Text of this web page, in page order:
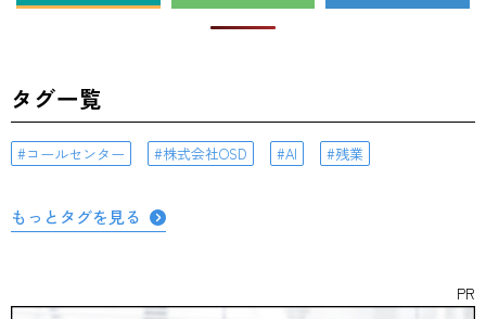
タグ一覧
コールセンター 株式会社OSD AI 残業
もっとタグを見る
PR